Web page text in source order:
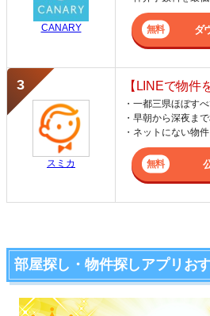
CANARY ダ
スミカ
【LINEで物件
・一都三県ほぼす
・早朝から深夜ま
・ネットにない物
部屋探し・物件探しアプリお